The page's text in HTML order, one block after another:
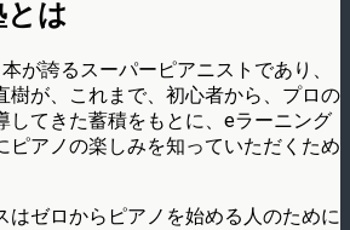
とは
が誇るスーパーピアニストであり、
樹が、これまで、初心者から、プロの
してきた蓄積をもとに、eラーニング
ピアノの楽しみを知っていただくため
はゼロからピアノを始める人のために